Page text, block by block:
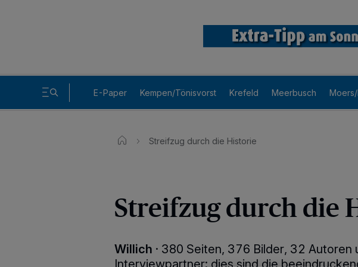
E-Paper Kempen/Tönisvorst Krefeld Meerbusch
Streifzug durch die Historie
Streifzug durch die
Willich · 380 Seiten, 376 Bilder, 32 Autoren
Interviewpartner: dies sind die